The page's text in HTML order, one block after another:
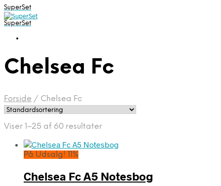
SuperSet
SuperSet
Chelsea Fc
Forside / Chelsea Fc
Viser 1–25 af 60 resultater
På Udsalg! 11%
Chelsea Fc A5 Notesbog